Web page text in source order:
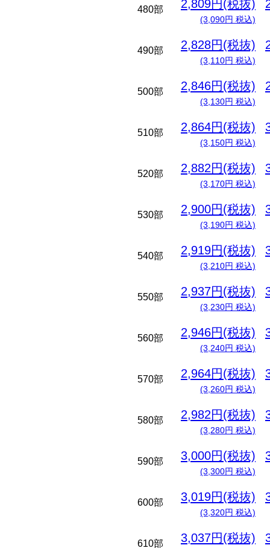
480部 2,809円(税抜)
(3,090円 税込)
490部 2,828円(税抜)
(3,110円 税込)
500部 2,846円(税抜)
(3,130円 税込)
510部 2,864円(税抜)
(3,150円 税込)
520部 2,882円(税抜)
(3,170円 税込)
530部 2,900円(税抜)
(3,190円 税込)
540部 2,919円(税抜)
(3,210円 税込)
550部 2,937円(税抜)
(3,230円 税込)
560部 2,946円(税抜)
(3,240円 税込)
570部 2,964円(税抜)
(3,260円 税込)
580部 2,982円(税抜)
(3,280円 税込)
590部 3,000円(税抜)
(3,300円 税込)
600部 3,019円(税抜)
(3,320円 税込)
610部 3,037円(税抜)